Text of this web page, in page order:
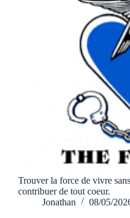
Trouver la force de vivre
contribuer de tout coeur.
Jonathan
08/05/